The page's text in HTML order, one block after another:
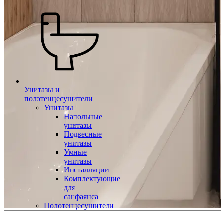
Унитазы и
полотенцесушители
Унитазы
Напольные
унитазы
Подвесные
унитазы
Умные
унитазы
Инсталляции
Комплектующие
для
санфаянса
Полотенцесушители